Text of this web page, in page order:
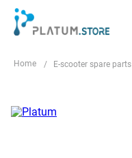
E-scooter spare parts